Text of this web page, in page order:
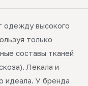
высокого
только
составы тканей
Лекала и
идеала. У бренда